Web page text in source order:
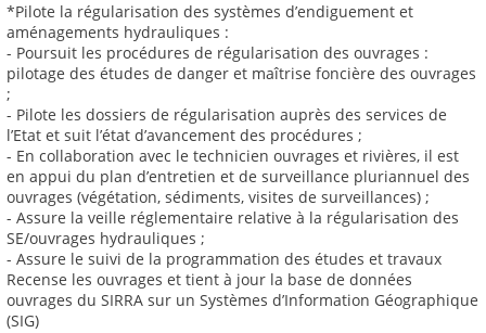
*Pilote la régularisation des systèmes d’endiguement et
aménagements hydrauliques :
- Poursuit les procédures de régularisation des ouvrages :
pilotage des études de danger et maîtrise foncière des ouvrages
;
- Pilote les dossiers de régularisation auprès des services de
l’Etat et suit l’état d’avancement des procédures ;
- En collaboration avec le technicien ouvrages et rivières, il est
en appui du plan d’entretien et de surveillance pluriannuel des
ouvrages (végétation, sédiments, visites de surveillances) ;
- Assure la veille réglementaire relative à la régularisation des
SE/ouvrages hydrauliques ;
- Assure le suivi de la programmation des études et travaux
Recense les ouvrages et tient à jour la base de données
ouvrages du SIRRA sur un Systèmes d’Information Géographique
(SIG)